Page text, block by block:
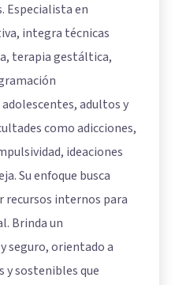
Especialista en
integra técnicas
terapia gestáltica,
adultos y
como adicciones,
ideaciones
Su enfoque busca
internos para
Brinda un
seguro, orientado a
y sostenibles que